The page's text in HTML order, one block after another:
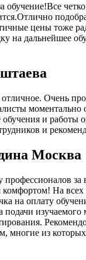
обучение!Все
цены тоже
на дальнейшее
отличное. Очень
моментально
и работы
и
Москва
профессионалов за
На всех
на оплату
изучаемого
многие из